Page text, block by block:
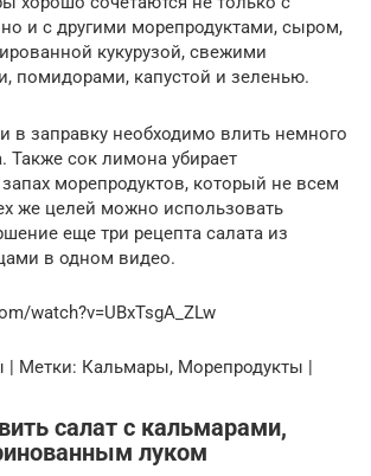
и с другими морепродуктами, сыром,
кукурузой, свежими
помидорами, капустой и зеленью.
в заправку необходимо влить немного
Также сок лимона убирает
морепродуктов, который не всем
же целей можно использовать
еще три рецепта салата из
в одном видео.
watch?v=UBxTsgA_ZLw
| Метки: Кальмары, Морепродукты |
салат с кальмарами,
луком